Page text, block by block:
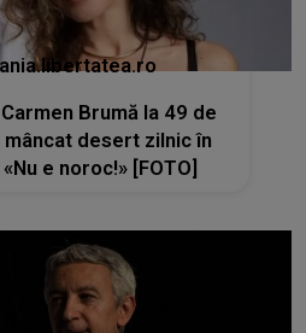
Brumă la 49 de
mâncat desert zilnic în
e noroc!» [FOTO]